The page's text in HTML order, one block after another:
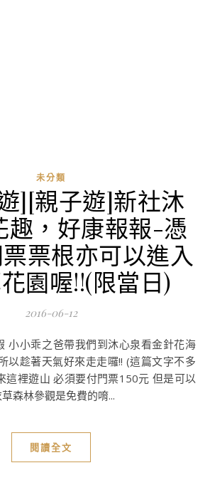
未分類
][親子遊]新社沐
趣，好康報報-憑
票根亦可以進入
園喔!!(限當日)
2016-06-12
以趁著天氣好來走走囉!! (這篇文字不多
這裡遊山 必須要付門票150元 但是可以
森林參觀是免費的唷...
閱讀全文